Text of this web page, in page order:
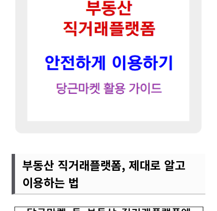
부동산 직거래플랫폼, 제대로 알고
이용하는 법